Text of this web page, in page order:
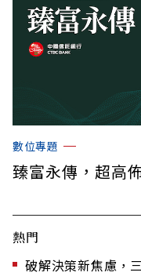
數位專題
臻富永傳，超高
熱門
破解決策新焦慮，